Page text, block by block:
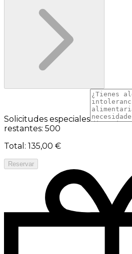
Solicitudes especiales
restantes: 500
Total : 135,00 €
Reservar